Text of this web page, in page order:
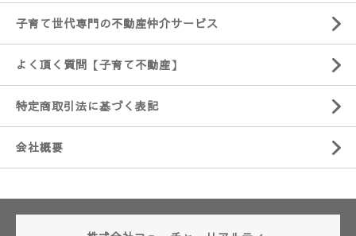
子育て世代専門の不動産仲介サービス
よく頂く質問【子育て不動産】
特定商取引法に基づく表記
会社概要